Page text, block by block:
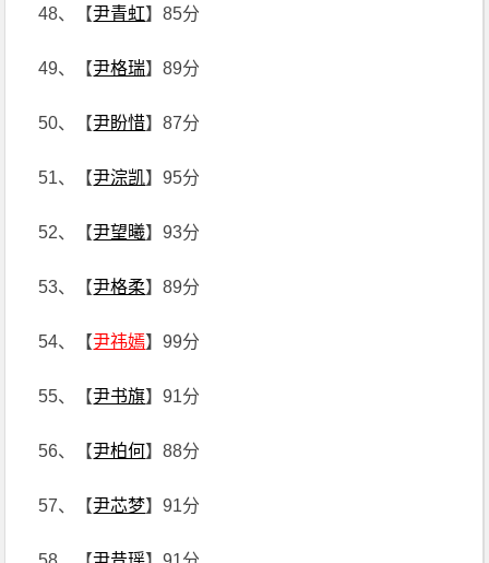
48、【尹青虹】85分
49、【尹格瑞】89分
50、【尹盼惜】87分
51、【尹淙凯】95分
52、【尹望曦】93分
53、【尹格柔】89分
54、【尹祎嫣】99分
55、【尹书旗】91分
56、【尹柏何】88分
57、【尹芯梦】91分